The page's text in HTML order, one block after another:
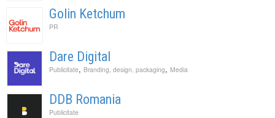
Golin Ketchum
PR
Dare Digital
Publicitate, Branding, design, packaging, Media
DDB Romania
Publicitate